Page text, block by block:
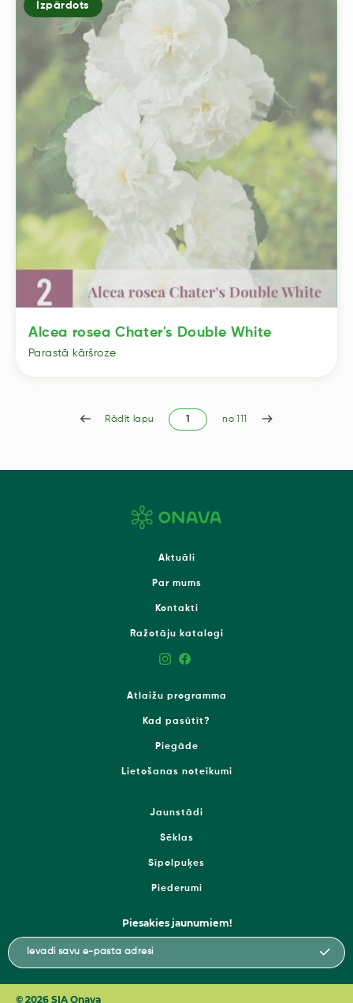
Alcea rosea Chater's Double White
Parastā kāršroze
Rādīt lapu no 111
Aktuāli
Par mums
Kontakti
Ražotāju katalogi
Atlaižu programma
Kad pasūtīt?
Piegāde
Lietošanas noteikumi
Jaunstādi
Sēklas
Sīpolpuķes
Piederumi
Piesakies jaunumiem!
© 2026 SIA Onava